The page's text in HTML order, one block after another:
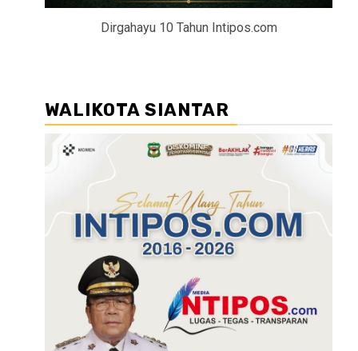
Dirgahayu 10 Tahun Intipos.com
WALIKOTA SIANTAR